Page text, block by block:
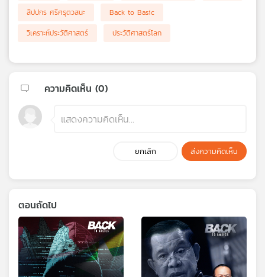
สิปปกร ศรีศรุตวสนะ
Back to Basic
วิเคราะห์ประวัติศาสตร์
ประวัติศาสตร์โลก
ความคิดเห็น (0)
ยกเลิก ส่งความคิดเห็น
ตอนถัดไป